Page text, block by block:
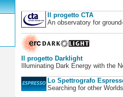
Il progetto CTA
An observatory for
Il progetto Darklight
Illuminating Dark Energy with the
Lo Spettrografo
Searching for other Worlds